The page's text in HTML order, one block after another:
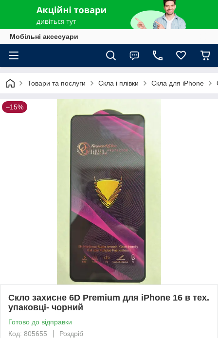
Мобільні аксесуари
Товари та послуги Скла і плівки Скла для iPhone
–15%
Скло захисне 6D Premium для iPhone 16 в тех.
упаковці- чорний
Готово до відправки
Код: 805655
Роздріб